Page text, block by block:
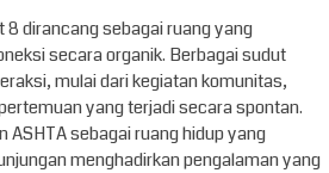
8 dirancang sebagai ruang yang
secara organik. Berbagai sudut
mulai dari kegiatan komunitas,
yang terjadi secara spontan.
ASHTA sebagai ruang hidup yang
menghadirkan pengalaman yang